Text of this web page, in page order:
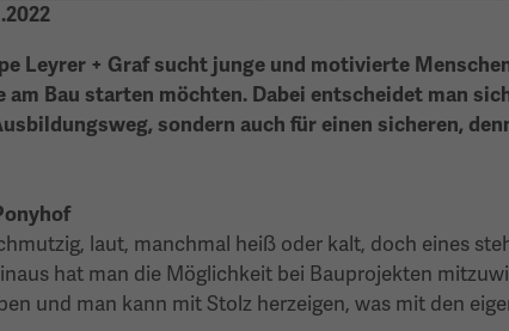
Leyrer + Graf sucht junge und motivierte
am Bau starten möchten. Dabei entscheidet man
sondern auch für einen sicheren,
laut, manchmal heiß oder kalt, doch eines
hat man die Möglichkeit bei Bauprojekten
und man kann mit Stolz herzeigen, was mit den